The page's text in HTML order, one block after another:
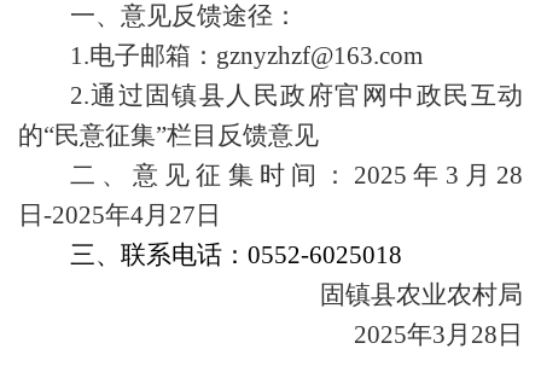
一、意见反馈途径：
1.电子邮箱：gznyzhzf@163.com
2.通过固镇县人民政府官网中政民互动
的“民意征集”栏目反馈意见
二、意见征集时间：2025年3月28
日-2025年4月27日
三、联系电话：0552-6025018
固镇县农业农村局
2025年3月28日